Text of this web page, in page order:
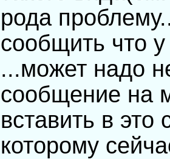
рода
сообщить что
...может надо
сообщение на
вставить в
которому